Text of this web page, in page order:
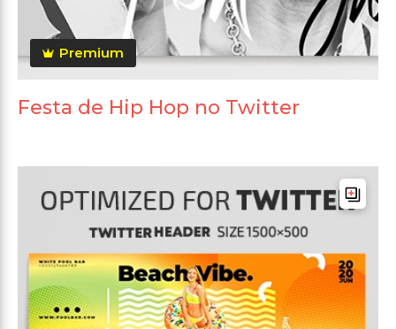
Premium
Festa de Hip Hop no Twitter